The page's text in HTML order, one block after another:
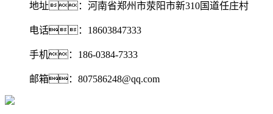
地址：河南省郑州市荥阳市新310国道任庄村
电话：18603847333
手机：186-0384-7333
邮箱：807586248@qq.com‬